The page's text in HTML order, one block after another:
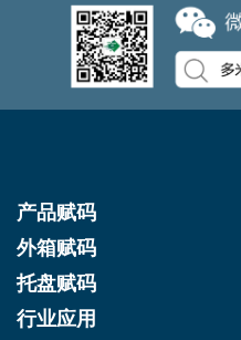
产品赋码
外箱赋码
托盘赋码
行业应用